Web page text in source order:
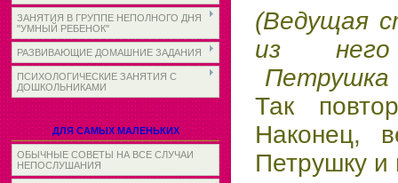
ЗАНЯТИЯ В ГРУППЕ НЕПОЛНОГО ДНЯ
"УМНЫЙ РЕБЕНОК"
РАЗВИВАЮЩИЕ ДОМАШНИЕ ЗАДАНИЯ
ПСИХОЛОГИЧЕСКИЕ ЗАНЯТИЯ С
ДОШКОЛЬНИКАМИ
ДЛЯ САМЫХ МАЛЕНЬКИХ
ОБЫЧНЫЕ СОВЕТЫ НА ВСЕ СЛУЧАИ
НЕПОСЛУШАНИЯ
(Ведущая
из него
Петрушка
Так
Наконец,
Петрушку и